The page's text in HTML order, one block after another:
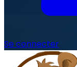
Se connecter